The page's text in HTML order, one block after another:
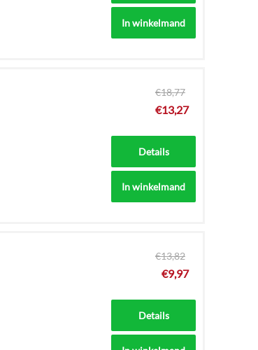
In winkelmand
€18,77
€13,27
Details
In winkelmand
€13,82
€9,97
Details